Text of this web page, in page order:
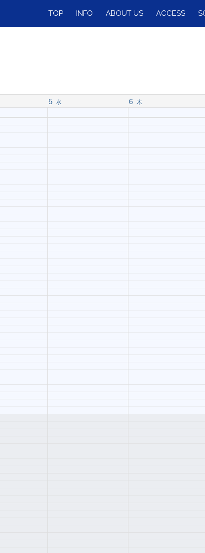
TOP INFO ABOUT US ACCESS
5 水 6 木